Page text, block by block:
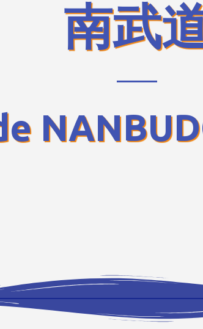
南武